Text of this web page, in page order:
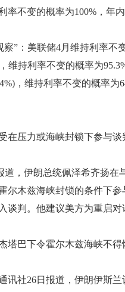
不变的概率为100%，年
：美联储4月维持利率不
维持利率不变的概率为
，维持利率不变的概率为
压力或海峡封锁下参与谈
，伊朗总统佩泽希齐扬在
尔木兹海峡封锁的条件下
谈判。他建议美方为重启
巴下令霍尔木兹海峡不得
社26日报道，伊朗伊斯兰